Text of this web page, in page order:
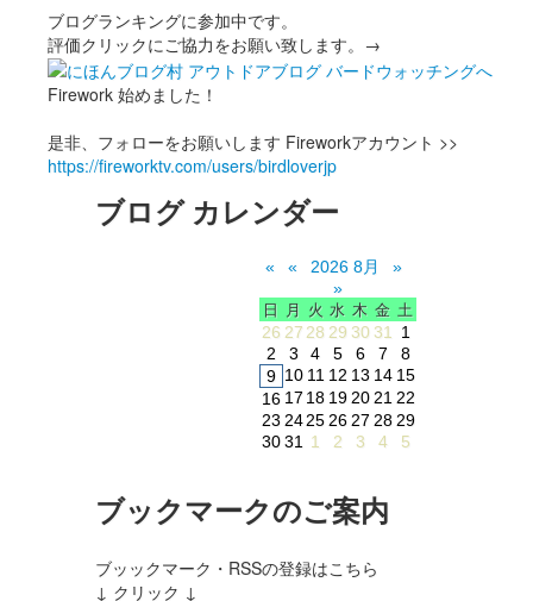
ブログランキングに参加中です。
評価クリックにご協力をお願い致します。→
Firework 始めました！
是非、フォローをお願いします Fireworkアカウント >>
https://fireworktv.com/users/birdloverjp
ブログ カレンダー
« « 2026 8月
»
»
日 月 火 水 木 金 土
26 2728 29 30 31 1
2
3 4 5 6 7
8
9 10 11 12 13 14 15
16 17 18 19 20 21 22
23 242526 27 28 29
30 31 1 2 3 4 5
ブックマークのご案内
ブッックマーク・RSSの登録はこちら
↓ クリック ↓